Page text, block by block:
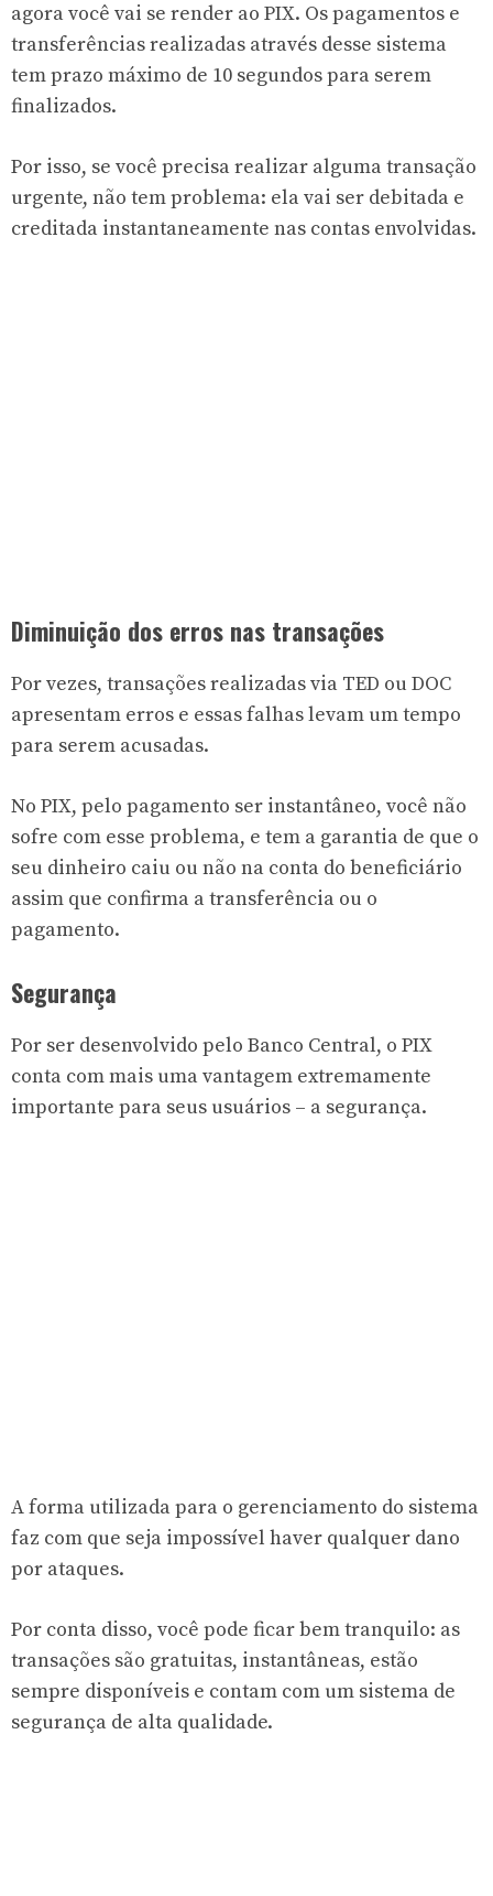
agora você vai se render ao PIX. Os pagamentos e
transferências realizadas através desse sistema
tem prazo máximo de 10 segundos para serem
finalizados.
Por isso, se você precisa realizar alguma transação
urgente, não tem problema: ela vai ser debitada e
creditada instantaneamente nas contas envolvidas.
Diminuição dos erros nas transações
Por vezes, transações realizadas via TED ou DOC
apresentam erros e essas falhas levam um tempo
para serem acusadas.
No PIX, pelo pagamento ser instantâneo, você não
sofre com esse problema, e tem a garantia de que o
seu dinheiro caiu ou não na conta do beneficiário
assim que confirma a transferência ou o
pagamento.
Segurança
Por ser desenvolvido pelo Banco Central, o PIX
conta com mais uma vantagem extremamente
importante para seus usuários – a segurança.
A forma utilizada para o gerenciamento do sistema
faz com que seja impossível haver qualquer dano
por ataques.
Por conta disso, você pode ficar bem tranquilo: as
transações são gratuitas, instantâneas, estão
sempre disponíveis e contam com um sistema de
segurança de alta qualidade.